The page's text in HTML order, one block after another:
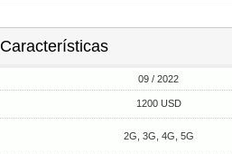
Características
09 / 2022
1200 USD
2G, 3G, 4G, 5G